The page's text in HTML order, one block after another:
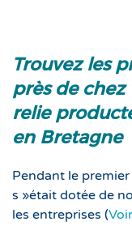
Trouvez les
près de
relie
en Bretagne
Pendant le
s »était dotée de
les entreprises (